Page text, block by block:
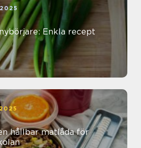
Enkla recept
hållbar matlåda för